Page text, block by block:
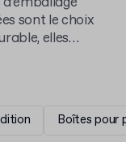
sont le choix
elles
expédition en
pour
les
Boîtes pour